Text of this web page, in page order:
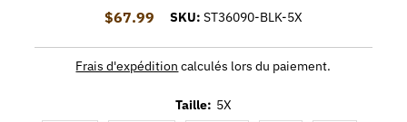
Prix ordinaire
$67.99 SKU:ST36090-BLK-5X
Frais d'expédition calculés lors du paiement.
Taille: 5X